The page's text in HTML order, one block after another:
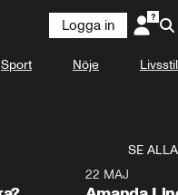
Logga in
Sport Nöje Livsstil
SE ALLA
Plus
22 MAJ